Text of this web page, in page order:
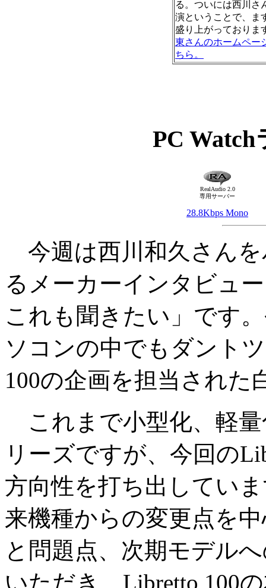
る。ついには西川さ
演ということで、ま
盛り上がっておりま
東さんのホームペー
ちら。
PC Watch
RealAudio 2.0
専用サーバー
28.8Kbps Mono
今週は西川和久さん
るメーカーインタビュ
これも聞きたい」です
ソコンの中でもダント
100の企画を担当された
これまで小型化、軽
リーズですが、今回の
方向性を打ち出してい
来機種からの変更点を
と問題点、次期モデル
いただき、Libretto 100